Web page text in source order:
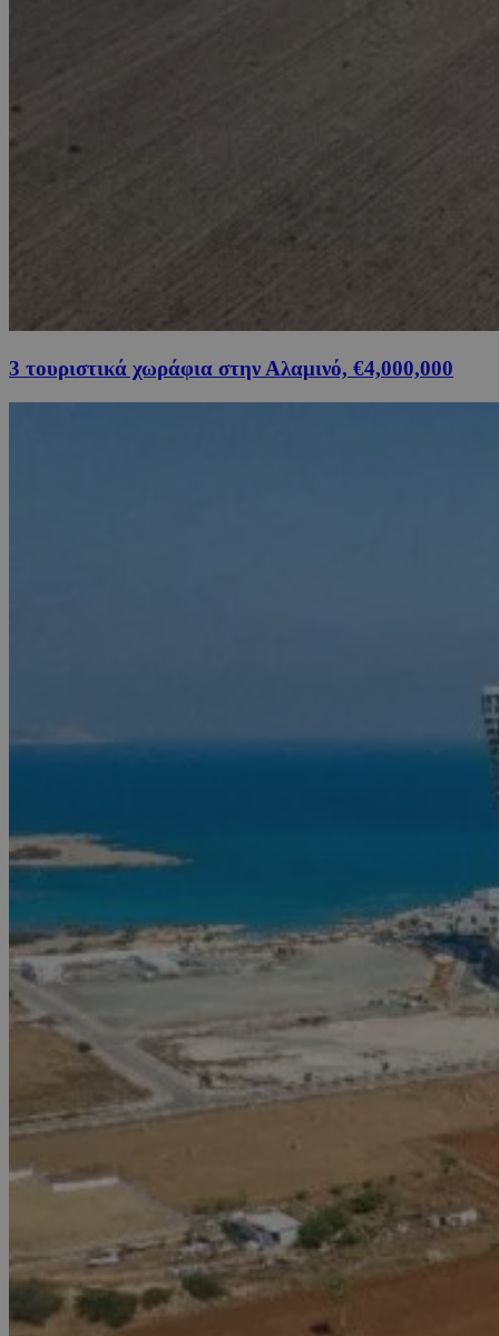
3 τουριστικά χωράφια στην Αλαμινό, €4,000,000